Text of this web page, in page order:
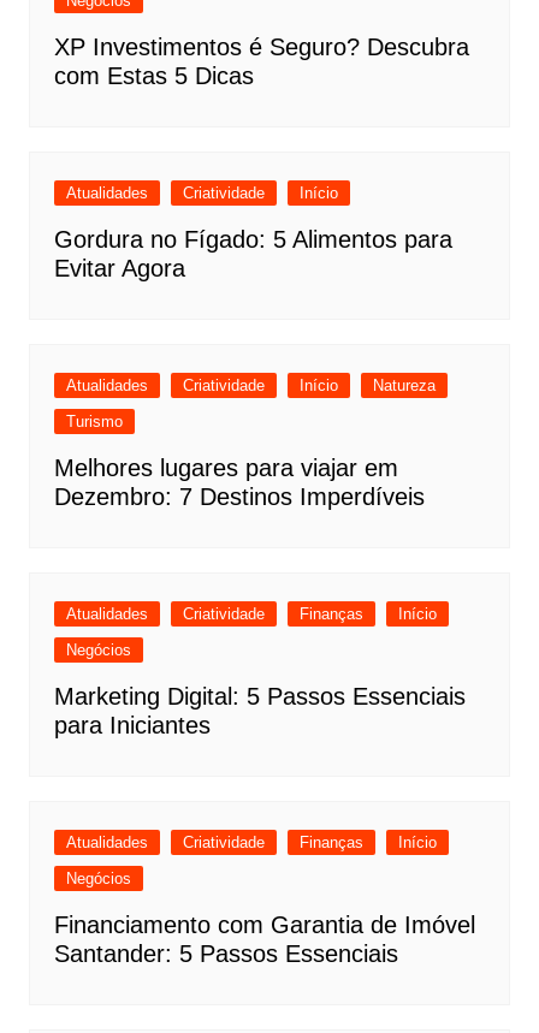
XP Investimentos é Seguro? Descubra
com Estas 5 Dicas
Atualidades Criatividade Início
Gordura no Fígado: 5 Alimentos para
Evitar Agora
Atualidades Criatividade Início
Natureza
Turismo
Melhores lugares para viajar em
Dezembro: 7 Destinos Imperdíveis
Atualidades Criatividade Finanças
Início
Negócios
Marketing Digital: 5 Passos Essenciais
para Iniciantes
Atualidades Criatividade Finanças
Início
Negócios
Financiamento com Garantia de Imóvel
Santander: 5 Passos Essenciais